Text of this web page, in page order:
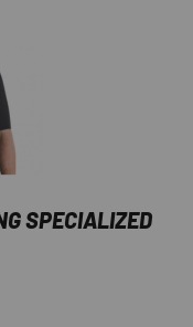
SPECIALIZED